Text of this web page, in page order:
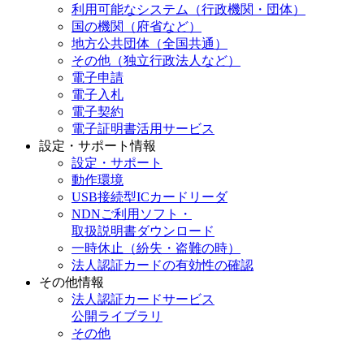
利用可能なシステム（行政機関・団体）
国の機関（府省など）
地方公共団体（全国共通）
その他（独立行政法人など）
電子申請
電子入札
電子契約
電子証明書活用サービス
設定・サポート情報
設定・サポート
動作環境
USB接続型ICカードリーダ
NDNご利用ソフト・
取扱説明書ダウンロード
一時休止（紛失・盗難の時）
法人認証カードの有効性の確認
その他情報
法人認証カードサービス
公開ライブラリ
その他